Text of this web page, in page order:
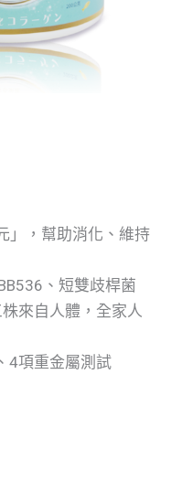
」，幫助消化、維持
、短雙歧桿菌
來自人體，全家人
4項重金屬測試